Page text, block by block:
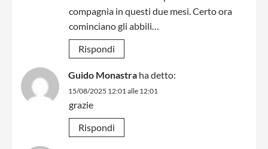
compagnia in questi due mesi. Certo ora
cominciano gli abbili…
Rispondi
Guido Monastra ha detto:
15/08/2025 12:01 alle 12:01
grazie
Rispondi